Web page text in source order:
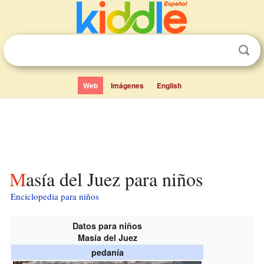
Web Imágenes English
Masía del Juez para niños
Enciclopedia para niños
Datos para niños
Masía del Juez
pedanía